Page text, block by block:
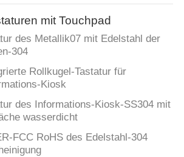
mit Touchpad
des Metallik07 mit Edelstahl der
304
Rollkugel-Tastatur für
Kiosk
des Informations-Kiosk-SS304 mit
wasserdicht
FCC RoHS des Edelstahl-304